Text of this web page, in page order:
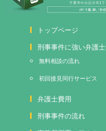
トップページ
刑事事件に強い弁護士
無料相談の流れ
初回接見 同行サービス
弁護士費用
刑事事件の流れ